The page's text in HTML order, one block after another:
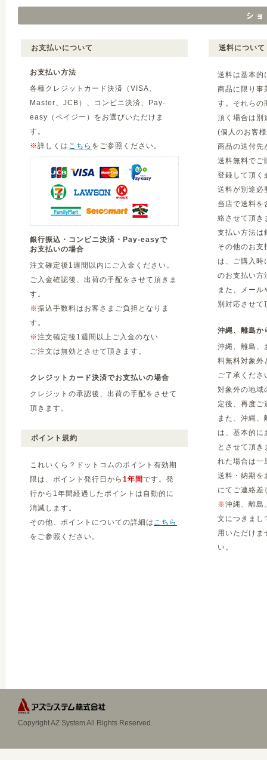
お支払いについて
お支払い方法
各種クレジットカード決済（VISA、
Master、JCB）、コンビニ決済、Pay-
easy（ペイジー）をお選びいただけま
す。
※詳しくは こちら をご参照ください。
銀行振込・コンビニ決済・Pay-easyで
お支払いの場合
注文確定後1週間以内にご入金ください。
ご入金確認後、出荷の手配をさせて頂きま
す。
※振込手数料はお客さまご負担となりま
す。
※注文確定後1週間以上ご入金のない
ご注文は無効とさせて頂きます。
クレジットカード決済でお支払いの場合
クレジットの承認後、出荷の手配をさせて
頂きます。
ポイント規約
これいくら？ドットコムのポイント有効期
限は、ポイント発行日から 1年間です。発
行から1年間経過したポイントは自動的に
消滅します。
その他、ポイントについての詳細は こちら
をご参照ください。
送料について
送料は基本的
商品に限り事
す。それらの
頂く場合は別
(個人のお客
商品の送付先
送料無料でご
登録して頂く
送料が別途必
当店で送料を
絡させて頂き
支払い方法は
その他のお支
は、ご購入時
のお支払い方
また、メー
別対応させて
沖縄、離島か
沖縄、離島、
料無料対象外
ご了承くださ
対象外の地域
定後、再度ご
また、沖縄
は、基本的に
とさせて頂
れた場合は一
送料・納期を
にてご連絡差
※沖縄、離島
文につきまし
用いただけま
い。
Copyright AZ System All Rights Reserved.